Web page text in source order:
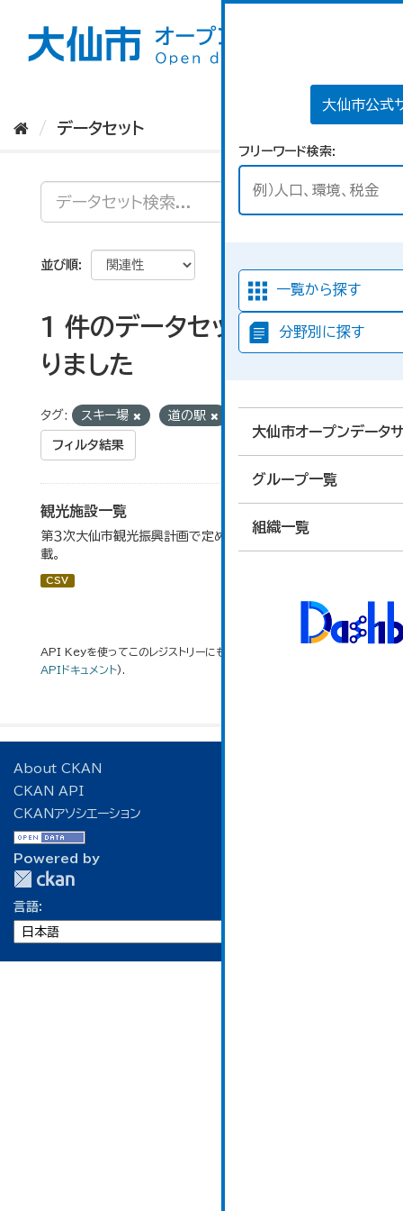
大仙市公式
フリーワード検索
一覧から探す
分野別に探す
大仙市オープンデータ
グループ一覧
組織一覧
データセット
並び順
1 件のデータセットが見つか
りました
タグ: スキー場 道の駅
フィルタ結果
観光施設一覧
第３次大仙市観光振興計画で定めた、主要観光施設を掲
載。
CSV
API Keyを使ってこのレジストリーにもアクセス可能です
APIドキュメント).
About CKAN
CKAN API
CKANアソシエーション
Powered by
言語